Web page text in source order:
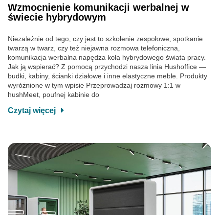
Wzmocnienie komunikacji werbalnej w
świecie hybrydowym
Niezależnie od tego, czy jest to szkolenie zespołowe, spotkanie
twarzą w twarz, czy też niejawna rozmowa telefoniczna,
komunikacja werbalna napędza koła hybrydowego świata pracy.
Jak ją wspierać? Z pomocą przychodzi nasza linia Hushoffice —
budki, kabiny, ścianki działowe i inne elastyczne meble. Produkty
wyróżnione w tym wpisie Przeprowadzaj rozmowy 1:1 w
hushMeet, poufnej kabinie do
Czytaj więcej